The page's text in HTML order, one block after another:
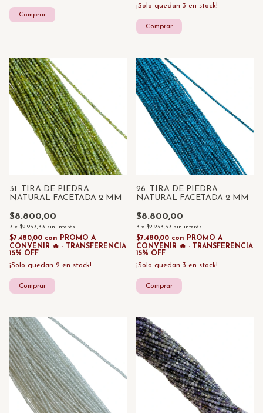
¡Solo quedan 3 en stock!
31. TIRA DE PIEDRA
NATURAL FACETADA 2 MM
$8.800,00
3 x $2.933,33 sin interés
$7.480,00 con PROMO A
CONVENIR 🔥 - TRANSFERENCIA
15% OFF
¡Solo quedan 2 en stock!
26. TIRA DE PIEDRA
NATURAL FACETADA 2 MM
$8.800,00
3 x $2.933,33 sin interés
$7.480,00 con PROMO A
CONVENIR 🔥 - TRANSFERENCIA
15% OFF
¡Solo quedan 3 en stock!